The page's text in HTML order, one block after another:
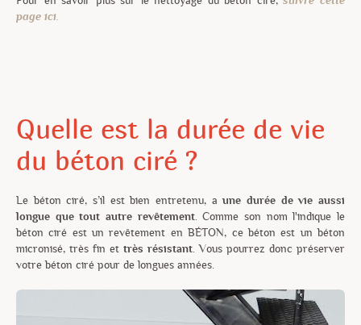
page ici.
Quelle est la durée de vie
du béton ciré ?
Le béton ciré, s’il est bien entretenu, aune durée de vie aussi
longue que tout autre revêtement. Comme son nom l'indique le
béton ciré est un revêtement en BÉTON, ce béton est un béton
micronisé, très fin et très résistant. Vous pourrez donc préserver
votre béton ciré pour de longues années.